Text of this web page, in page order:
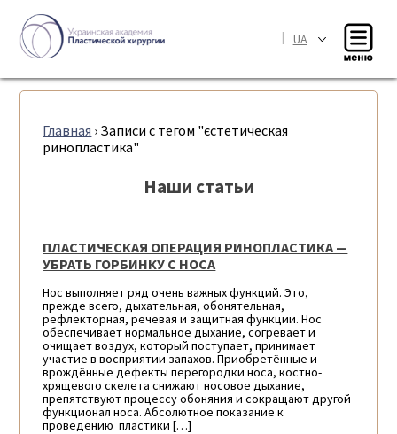
| UA
Главная › Записи с тегом "єстетическая
ринопластика"
Наши статьи
ПЛАСТИЧЕСКАЯ ОПЕРАЦИЯ РИНОПЛАСТИКА —
УБРАТЬ ГОРБИНКУ С НОСА
Нос выполняет ряд очень важных функций. Это,
прежде всего, дыхательная, обонятельная,
рефлекторная, речевая и защитная функции. Нос
обеспечивает нормальное дыхание, согревает и
очищает воздух, который поступает, принимает
участие в восприятии запахов. Приобретённые и
врождённые дефекты перегородки носа, костно-
хрящевого скелета снижают носовое дыхание,
препятствуют процессу обоняния и сокращают другой
функционал носа. Абсолютное показание к
проведению пластики […]